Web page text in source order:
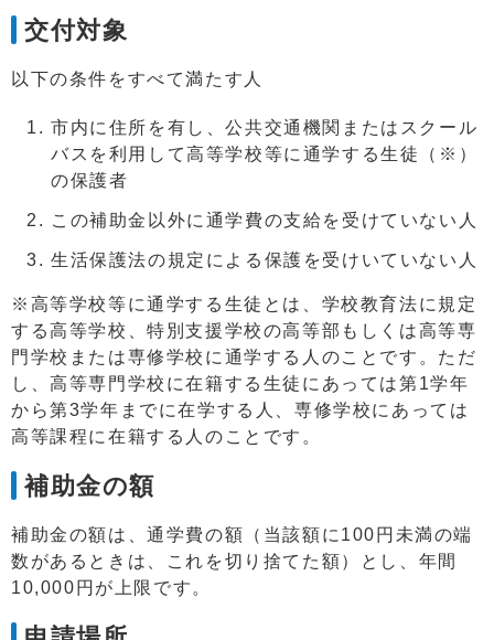
交付対象
以下の条件をすべて満たす人
市内に住所を有し、公共交通機関またはスクール
バスを利用して高等学校等に通学する生徒（※）
の保護者
この補助金以外に通学費の支給を受けていない人
生活保護法の規定による保護を受けいていない人
※高等学校等に通学する生徒とは、学校教育法に規定
する高等学校、特別支援学校の高等部もしくは高等専
門学校または専修学校に通学する人のことです。ただ
し、高等専門学校に在籍する生徒にあっては第1学年
から第3学年までに在学する人、専修学校にあっては
高等課程に在籍する人のことです。
補助金の額
補助金の額は、通学費の額（当該額に100円未満の端
数があるときは、これを切り捨てた額）とし、年間
10,000円が上限です。